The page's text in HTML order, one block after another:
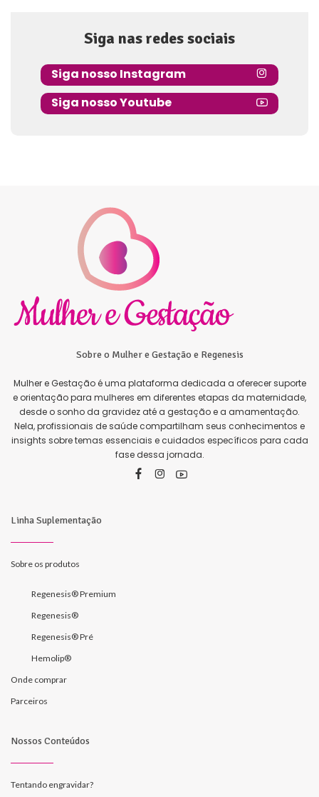
Siga nas redes sociais
Siga nosso Instagram
Siga nosso Youtube
Sobre o Mulher e Gestação e Regenesis
Mulher e Gestação é uma plataforma dedicada a oferecer suporte
e orientação para mulheres em diferentes etapas da maternidade,
desde o sonho da gravidez até a gestação e a amamentação.
Nela, profissionais de saúde compartilham seus conhecimentos e
insights sobre temas essenciais e cuidados específicos para cada
fase dessa jornada.
Linha Suplementação
Sobre os produtos
Regenesis® Premium
Regenesis®
Regenesis® Pré
Hemolip®
Onde comprar
Parceiros
Nossos Conteúdos
Tentando engravidar?